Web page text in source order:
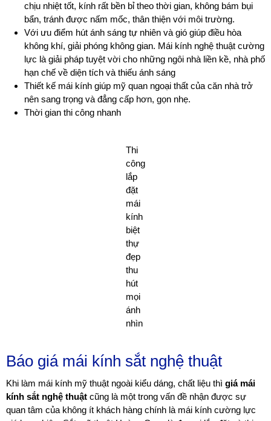
chịu nhiệt tốt, kính rất bền bỉ theo thời gian, không bám bụi
bẩn, tránh được nấm mốc, thân thiện với môi trường.
Với ưu điểm hút ánh sáng tự nhiên và gió giúp điều hòa
không khí, giải phóng không gian. Mái kính nghệ thuật cường
lực là giải pháp tuyệt vời cho những ngôi nhà liền kề, nhà phố
hạn chế về diện tích và thiếu ánh sáng
Thiết kế mái kính giúp mỹ quan ngoại thất của căn nhà trở
nên sang trọng và đẳng cấp hơn, gọn nhẹ.
Thời gian thi công nhanh
Thi
công
lắp
đặt
mái
kính
biệt
thự
đẹp
thu
hút
mọi
ánh
nhìn
Báo giá mái kính sắt nghệ thuật
Khi làm mái kính mỹ thuật ngoài kiểu dáng, chất liệu thì giá mái
kính sắt nghệ thuật cũng là một trong vấn đề nhận được sự
quan tâm của không ít khách hàng chính là mái kính cường lực